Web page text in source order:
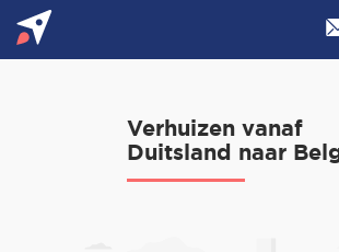
Verhuizen vanaf
Duitsland naar